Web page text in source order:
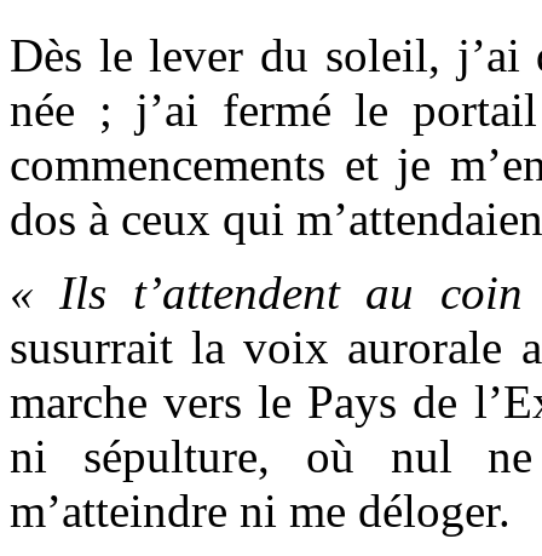
Dès le lever du soleil,
née ; j’ai fermé le
commencements et je
dos à ceux qui
« Ils t’attendent au
susurrait la voix aurorale
marche vers le Pays de
ni sépulture, où nul
m’atteindre ni me déloger.